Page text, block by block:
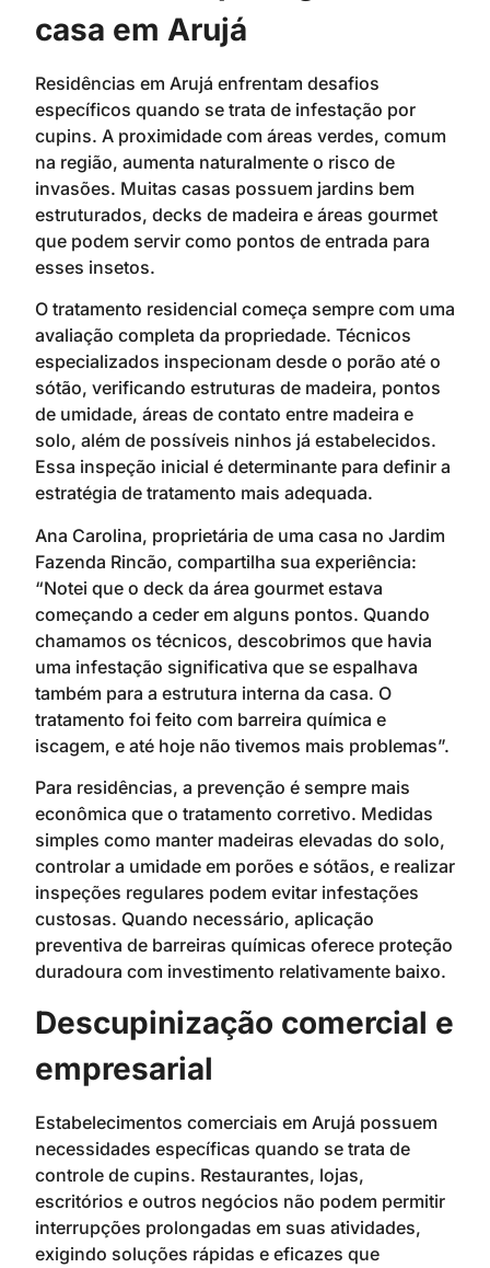
casa em Arujá
Residências em Arujá enfrentam desafios
específicos quando se trata de infestação por
cupins. A proximidade com áreas verdes, comum
na região, aumenta naturalmente o risco de
invasões. Muitas casas possuem jardins bem
estruturados, decks de madeira e áreas gourmet
que podem servir como pontos de entrada para
esses insetos.
O tratamento residencial começa sempre com uma
avaliação completa da propriedade. Técnicos
especializados inspecionam desde o porão até o
sótão, verificando estruturas de madeira, pontos
de umidade, áreas de contato entre madeira e
solo, além de possíveis ninhos já estabelecidos.
Essa inspeção inicial é determinante para definir a
estratégia de tratamento mais adequada.
Ana Carolina, proprietária de uma casa no Jardim
Fazenda Rincão, compartilha sua experiência:
“Notei que o deck da área gourmet estava
começando a ceder em alguns pontos. Quando
chamamos os técnicos, descobrimos que havia
uma infestação significativa que se espalhava
também para a estrutura interna da casa. O
tratamento foi feito com barreira química e
iscagem, e até hoje não tivemos mais problemas”.
Para residências, a prevenção é sempre mais
econômica que o tratamento corretivo. Medidas
simples como manter madeiras elevadas do solo,
controlar a umidade em porões e sótãos, e realizar
inspeções regulares podem evitar infestações
custosas. Quando necessário, aplicação
preventiva de barreiras químicas oferece proteção
duradoura com investimento relativamente baixo.
Descupinização comercial e
empresarial
Estabelecimentos comerciais em Arujá possuem
necessidades específicas quando se trata de
controle de cupins. Restaurantes, lojas,
escritórios e outros negócios não podem permitir
interrupções prolongadas em suas atividades,
exigindo soluções rápidas e eficazes que